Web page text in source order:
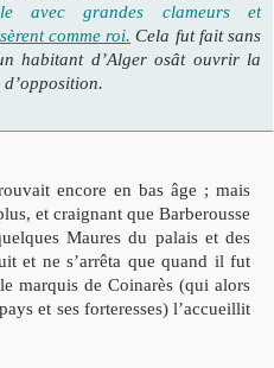
avec grandes clameurs et
comme roi. Cela fut fait sans
habitant d’Alger osât ouvrir la
encore en bas âge ; mais
et craignant que Barberousse
Maures du palais et des
et ne s’arrêta que quand il fut
marquis de Coinarès (qui alors
et ses forteresses) l’accueillit